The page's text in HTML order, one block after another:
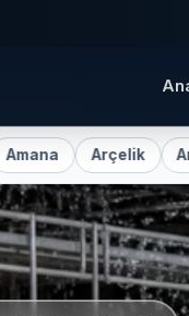
Arçelik Ariston